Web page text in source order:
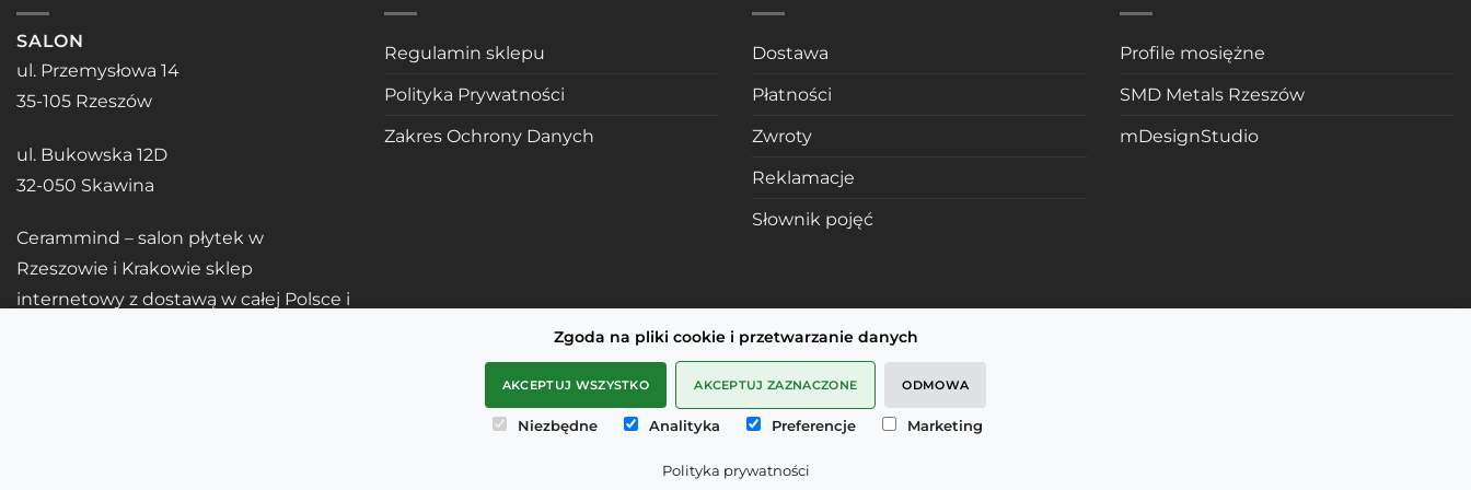
Zgoda na pliki cookie i przetwarzanie danych
AKCEPTUJ WSZYSTKO AKCEPTUJ ZAZNACZONE ODMOWA
Niezbędne Analityka Preferencje Marketing
Polityka prywatności
SALON
ul. Przemysłowa 14
35-105 Rzeszów
ul. Bukowska 12D
32-050 Skawina
Cerammind – salon płytek w
Rzeszowie i Krakowie sklep
internetowy z dostawą w całej Polsce i
Regulamin sklepu
Polityka Prywatności
Zakres Ochrony Danych
Dostawa
Płatności
Zwroty
Reklamacje
Słownik pojęć
Profile mosiężne
SMD Metals Rzeszów
mDesignStudio